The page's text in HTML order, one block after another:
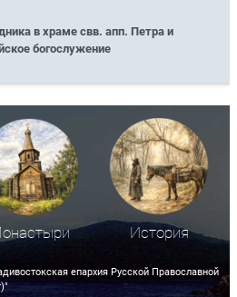
в храме свв. апп. Петра и
богослужение
История
епархия Русской Православной